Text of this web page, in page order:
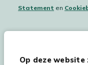
Op deze website
Statement en
Hulp & service